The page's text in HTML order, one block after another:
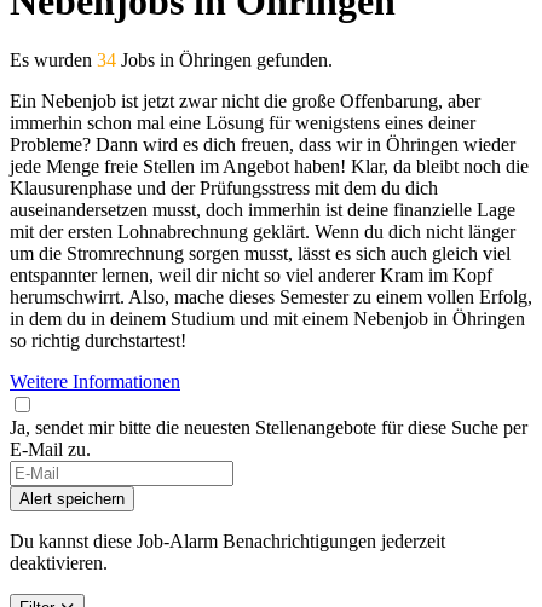
Es wurden 34 Jobs in Öhringen gefunden.
Ein Nebenjob ist jetzt zwar nicht die große Offenbarung, aber
immerhin schon mal eine Lösung für wenigstens eines deiner
Probleme? Dann wird es dich freuen, dass wir in Öhringen wieder
jede Menge freie Stellen im Angebot haben! Klar, da bleibt noch die
Klausurenphase und der Prüfungsstress mit dem du dich
auseinandersetzen musst, doch immerhin ist deine finanzielle Lage
mit der ersten Lohnabrechnung geklärt. Wenn du dich nicht länger
um die Stromrechnung sorgen musst, lässt es sich auch gleich viel
entspannter lernen, weil dir nicht so viel anderer Kram im Kopf
herumschwirrt. Also, mache dieses Semester zu einem vollen Erfolg,
in dem du in deinem Studium und mit einem Nebenjob in Öhringen
so richtig durchstartest!
Weitere Informationen
Ja, sendet mir bitte die neuesten Stellenangebote für diese Suche per
E-Mail zu.
If
you
are
a
human,
this
Alert speichern
Du kannst diese Job-Alarm Benachrichtigungen jederzeit
deaktivieren.